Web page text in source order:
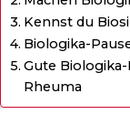
Kennst du
Biologika-
Gute
Rheuma